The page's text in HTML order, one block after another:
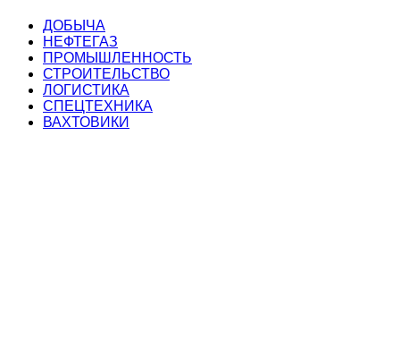
ДОБЫЧА
НЕФТЕГАЗ
ПРОМЫШЛЕННОСТЬ
СТРОИТЕЛЬСТВО
ЛОГИСТИКА
СПЕЦТЕХНИКА
ВАХТОВИКИ